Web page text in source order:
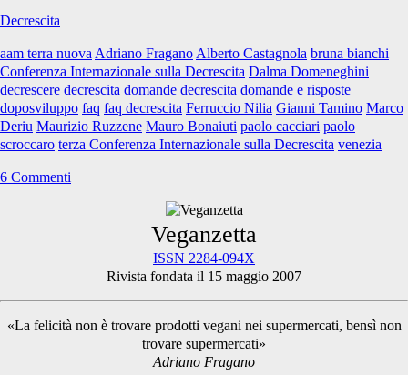
frequenti
sulla
Decrescita
Decrescita
aam terra nuova Adriano Fragano Alberto Castagnola bruna bianchi
Conferenza Internazionale sulla Decrescita Dalma Domeneghini
decrescere decrescita domande decrescita domande e risposte
doposviluppo faq faq decrescita Ferruccio Nilia Gianni Tamino Marco
Deriu Maurizio Ruzzene Mauro Bonaiuti paolo cacciari paolo
scroccaro terza Conferenza Internazionale sulla Decrescita venezia
6 Commenti
Sidebar
Veganzetta
ISSN 2284-094X
Rivista fondata il 15 maggio 2007
«La felicità non è trovare prodotti vegani nei supermercati, bensì non
trovare supermercati»
Adriano Fragano